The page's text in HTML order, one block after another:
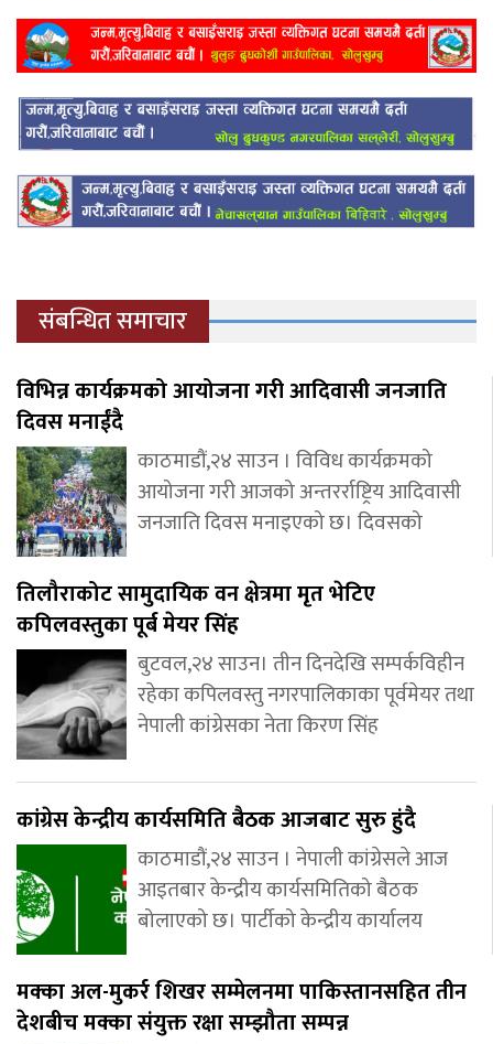
संबन्धित समाचार
विभिन्न कार्यक्रमको आयोजना गरी आदिवासी जनजाति
दिवस मनाईंदै
काठमाडौं,२४ साउन । विविध कार्यक्रमको
आयोजना गरी आजको अन्तरर्राष्ट्रिय आदिवासी
जनजाति दिवस मनाइएको छ। दिवसको
तिलौराकोट सामुदायिक वन क्षेत्रमा मृत भेटिए
कपिलवस्तुका पूर्ब मेयर सिंह
बुटवल,२४ साउन। तीन दिनदेखि सम्पर्कविहीन
रहेका कपिलवस्तु नगरपालिकाका पूर्वमेयर तथा
नेपाली कांग्रेसका नेता किरण सिंह
कांग्रेस केन्द्रीय कार्यसमिति बैठक आजबाट सुरु हुंदै
काठमाडौं,२४ साउन । नेपाली कांग्रेसले आज
आइतबार केन्द्रीय कार्यसमितिको बैठक
बोलाएको छ। पार्टीको केन्द्रीय कार्यालय
मक्का अल-मुकर्र शिखर सम्मेलनमा पाकिस्तानसहित तीन
देशबीच मक्का संयुक्त रक्षा सम्झौता सम्पन्न